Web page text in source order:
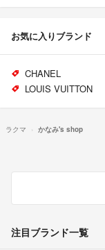
お気に入りブランド
CHANEL
LOUIS VUITTON
ラクマ かなみ's shop
注目ブランド一覧